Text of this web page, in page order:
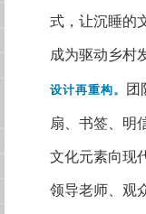
式，让沉睡的
成为驱动乡村
设计再重构。 团
扇、书签、明
文化元素向现
领导老师、观